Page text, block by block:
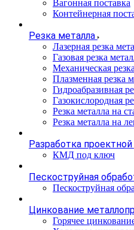
Вагонная поставка
Контейнерная
Резка металла
Лазерная резка
Газовая резка
Механическая
Плазменная резка
Гидроабразивная
Газокислородная
Резка металла на
Резка металла на
Разработка
КМД под ключ
Пескоструйная
Пескоструйная
Цинкование
Горячее